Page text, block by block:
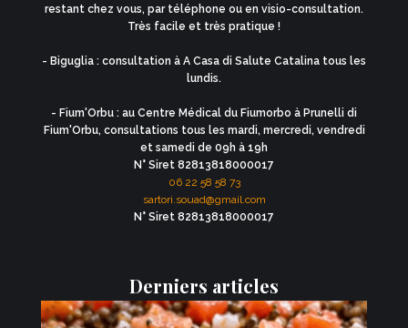
restant chez vous, par téléphone ou en visio-consultation.
Très facile et très pratique !
- Biguglia : consultation à A Casa di Salute Catalina tous les
lundis.
- Fium'Orbu : au Centre Médical du Fiumorbo à Prunelli di
Fium'Orbu, consultations tous les mardi, mercredi, vendredi
et samedi de 09h à 19h
N° Siret 82813818000017
06 22 58 58 73
sartori.souad@gmail.com
N° Siret 82813818000017
Derniers articles